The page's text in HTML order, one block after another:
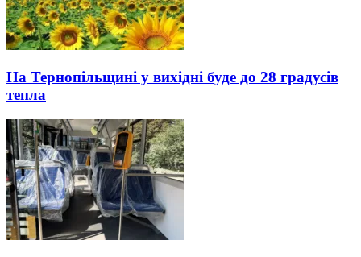
На Тернопільщині у вихідні буде до 28 градусів
тепла